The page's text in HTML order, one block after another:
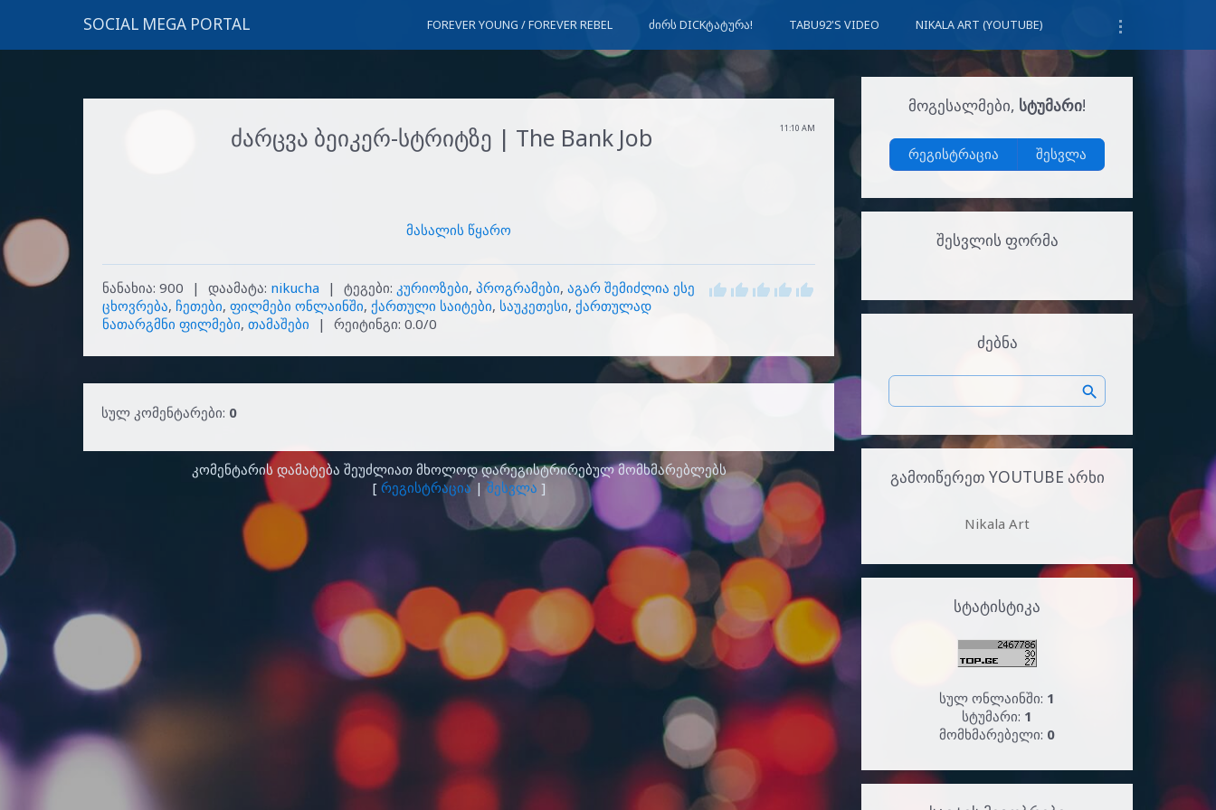
SOCIAL MEGA PORTAL FOREVER YOUNG / FOREVER REBEL ᲫᲘᲠᲡ DICKᲢᲐᲢᲣᲠᲐ! TABU92'S VIDEO NIKALA ART (YOUTUBE)
11:10 AM
ძარცვა ბეიკერ-სტრიტზე | The Bank Job
მასალის წყარო
ნანახია: 900 | დაამატა: nikucha | ტეგები: კურიოზები, პროგრამები, აგარ შემიძლია ესე
ცხოვრება, ჩეთები, ფილმები ონლაინში, ქართული საიტები, საუკეთესი, ქართულად
ნათარგმნი ფილმები, თამაშები | რეიტინგი: 0.0/0
სულ კომენტარები: 0
კომენტარის დამატება შეუძლიათ მხოლოდ დარეგისტრირებულ მომხმარებლებს
[ რეგისტრაცია|შესვლა ]
ᲛᲝᲒᲔᲡᲐᲚᲛᲔᲑᲘ, ᲡᲢᲣᲛᲐᲠᲘ!
რეგისტრაცია შესვლა
ᲨᲔᲡᲕᲚᲘᲡ ᲤᲝᲠᲛᲐ
ᲫᲔᲑᲜᲐ
ᲒᲐᲛᲝᲘᲬᲔᲠᲔᲗ YOUTUBE ᲐᲠᲮᲘ
Nikala Art
ᲡᲢᲐᲢᲘᲡᲢᲘᲙᲐ
სულ ონლაინში: 1
სტუმარი: 1
მომხმარებელი: 0